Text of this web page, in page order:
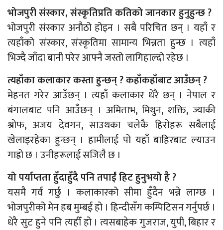
भोजपुरी संस्कार, संस्कृतिप्रति कतिको जानकार हुनुहुन्छ ?
भोजपुरी संस्कार अनौठो होइन । सबै परिचित छन् । यहाँ र
त्यहाँको संस्कार, संस्कृतिमा सामान्य भिन्नता हुन्छ । त्यहाँ
भिज्दै जाँदा बानी परेर आफ्नै जस्तो लागिहाल्दो रहेछ ।
त्यहाँका कलाकार कस्ता हुन्छन् ? कहाँकहाँबाट आउँछन् ?
मेहनत गरेर आउँछन् । त्यहाँ कलाकार धेरै छन् । नेपाल र
बंगालबाट पनि आउँछन् । अमिताभ, मिथुन, शक्ति, ज्याकी
श्रोफ, अजय देवगन, साउथका चलेकै हिरोहरू सबैलाई
खेलाइरहेका हुन्छन् । हामीलाई पो यहाँ बाहिरबाट ल्याउन
गाह्रो छ । उनीहरूलाई सजिलै छ ।
यो पर्याप्तता हुँदाहुँदै पनि तपाईं हिट हुनुभयो है ?
यसमै गर्व गर्छु । कलाकारको सीमा हुँदैन भन्ने लाग्छ ।
भोजपुरीको मेन हब मुम्बई हो । हिन्दीसँग कम्पिटिसन गर्नुपर्छ ।
धेरै सुट हुने पनि त्यहीँ हो । त्यसबाहेक गुजराज, युपी, बिहार र